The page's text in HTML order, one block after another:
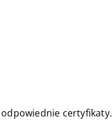
certyfikaty.